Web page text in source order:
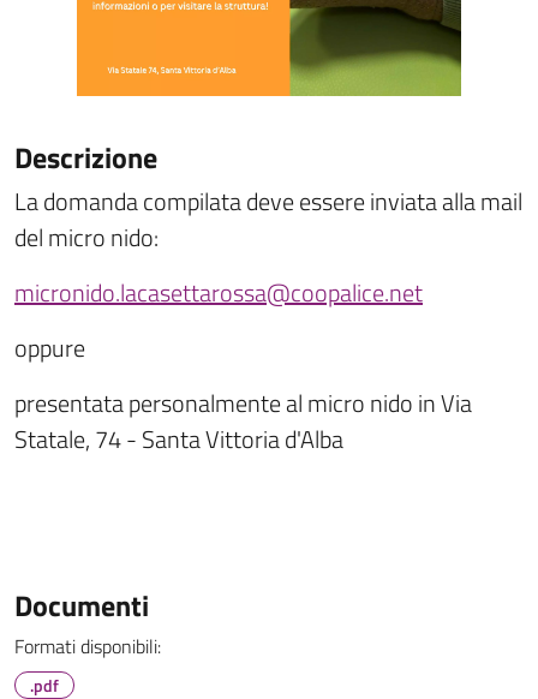
Descrizione
La domanda compilata deve essere inviata alla mail
del micro nido:
micronido.lacasettarossa@coopalice.net
oppure
presentata personalmente al micro nido in Via
Statale, 74 - Santa Vittoria d'Alba
Documenti
Formati disponibili:
.pdf